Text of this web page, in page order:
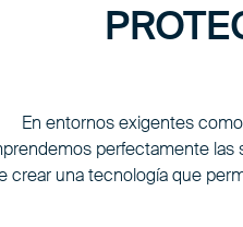
En entornos exigentes
perfectamente las
crear una tecnología que